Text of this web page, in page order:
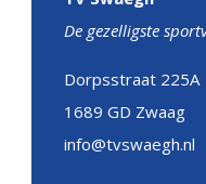
De gezelligste
Dorpsstraat 225A
1689 GD Zwaag
info@tvswaegh.nl